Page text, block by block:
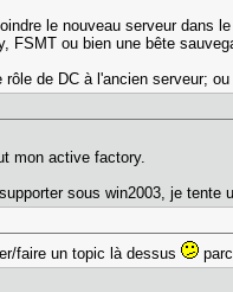
le nouveau serveur dans
FSMT ou bien une bête
de DC à l'ancien serveur;
mon active factory.
sous win2003, je
faire un topic là dessus